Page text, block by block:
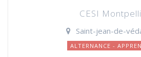
CESI
Saint-jean-de-
ALTERNANCE -